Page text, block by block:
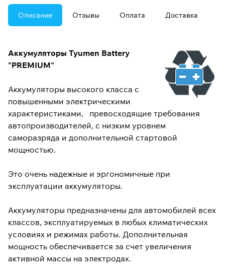
Описание Отзывы Оплата Доставка
Аккумуляторы Tyumen Battery
"PREMIUM"
Аккумуляторы высокого класса с
повышенными электрическими
характеристиками, превосходящие требования
автопроизводителей, с низким уровнем
саморазряда и дополнительной стартовой
мощностью.
Это очень надежные и эргономичные при
эксплуатации аккумуляторы.
Аккумуляторы предназначены для автомобилей всех
классов, эксплуатируемых в любых климатических
условиях и режимах работы. Дополнительная
мощность обеспечивается за счет увеличения
активной массы на электродах.